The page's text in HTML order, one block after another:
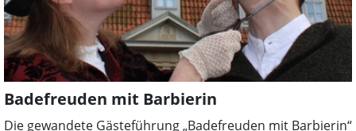
Badefreuden mit Barbierin
Die gewandete Gästeführung „Badefreuden mit Barbierin“